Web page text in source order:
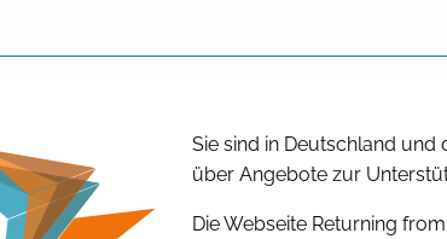
Sie sind in Deutschland
über Angebote zur
Die Webseite Returning